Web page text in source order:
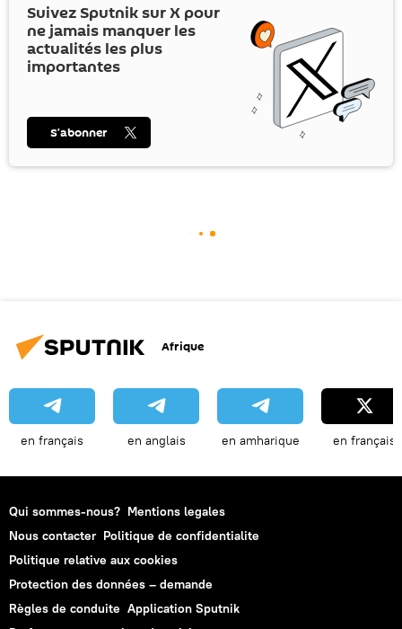
Suivez Sputnik surX pour
ne jamais manquer les
actualités les plus
importantes
S’abonner
Afrique
en français en anglais en amharique en français
Qui sommes-nous? Mentions legales
Nous contacter Politique de confidentialite
Politique relative aux cookies
Protection des données – demande
Règles de conduite Application Sputnik